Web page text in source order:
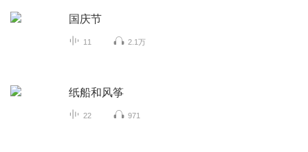
国庆节
11 2.1万
纸船和风筝
22 971